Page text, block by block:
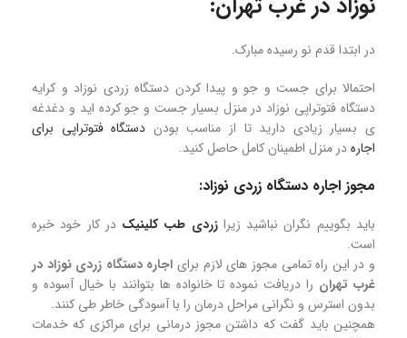
در ابتدا قدم نو رسیده مبارک.
احتمالا برای جست و جو و پیدا کردن دستگاه زردی نوزاد و کرایه
دستگاه فتوتراپی نوزاد در منزل بسیار جست و جو کرده اید و دغدغه
ی بسیار زیادی دارید تا از مناسب بودن دستگاه فتوتراپی برای
اجارهدر منزل اطمینان کامل حاصل کنید.
مجوز اجاره دستگاه زردی نوزاد:
باید بگوییم نگران نباشید زیرازردی طب کلینیک در کار خود خبره
است.
و در این راه تمامی مجوز های لازم برای اجاره دستگاه زردی نوزاد در
غرب تهران را دریافت نموده تا خانواده ها بتوانند با خیال آسوده و
بدون استرس و نگرانی مراحل درمان را با آسودگی خاطر طی کنند.
همچنین باید گفت که داشتن مجوز درمانی برای مراکزی که خدمات